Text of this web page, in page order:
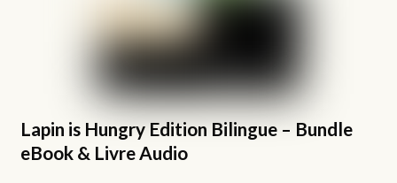
choisies
sur
la
page
du
produit
Lapin is Hungry Edition Bilingue – Bundle
eBook & Livre Audio